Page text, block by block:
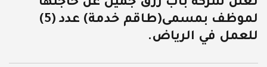
المقالة
السابقة:
لموظف بمسمى(طاقم خدمة) عدد (5)
للعمل في الرياض.